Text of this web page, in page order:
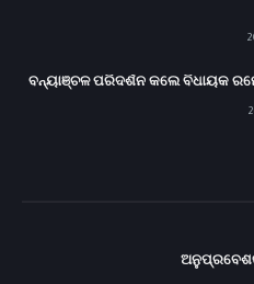
ବନ୍ୟାଞ୍ଚଳ ପରିଦର୍ଶନ କଲେ ବିଧାୟକ